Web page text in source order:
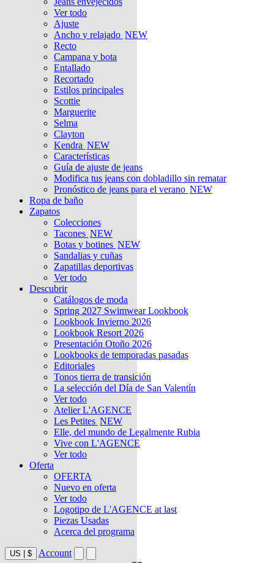
Ver todo
Ajuste
Ancho y relajado NEW
Recto
Campana y bota
Entallado
Recortado
Estilos principales
Scottie
Marguerite
Selma
Clayton
Kendra NEW
Características
Guía de ajuste de jeans
Modifica tus jeans con dobladillo sin rematar
Pronóstico de jeans para el verano NEW
Ropa de baño
Zapatos
Colecciones
Tacones NEW
Botas y botines NEW
Sandalias y cuñas
Zapatillas deportivas
Ver todo
Descubrir
Catálogos de moda
Spring 2027 Swimwear Lookbook
Lookbook Invierno 2026
Lookbook Resort 2026
Presentación Otoño 2026
Lookbooks de temporadas pasadas
Editoriales
Tonos tierra de transición
La selección del Día de San Valentín
Ver todo
Atelier L'AGENCE
Les Petites NEW
Elle, del mundo de Legalmente Rubia
Vive con L'AGENCE
Ver todo
Oferta
OFERTA
Nuevo en oferta
Ver todo
Logotipo de L'AGENCE at last
Piezas Usadas
Acerca del programa
US $ Account